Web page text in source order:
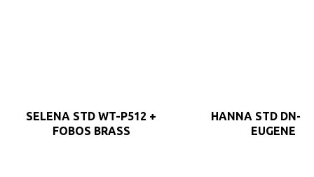
SELENA STD WT-P512 +
FOBOS BRASS
HANNA STD DN-
EUGENE